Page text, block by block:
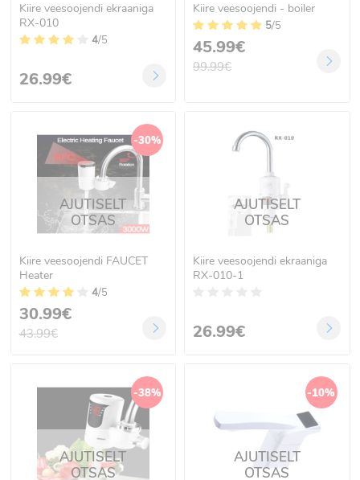
Kiire veesoojendi ekraaniga
RX-010
4/5
26.99€
Kiire veesoojendi - boiler
5/5
45.99€
99.99€
-30%
AJUTISELT
OTSAS
Kiire veesoojendi FAUCET
Heater
4/5
30.99€
43.99€
AJUTISELT
OTSAS
Kiire veesoojendi ekraaniga
RX-010-1
26.99€
-38%
AJUTISELT
OTSAS
-10%
AJUTISELT
OTSAS